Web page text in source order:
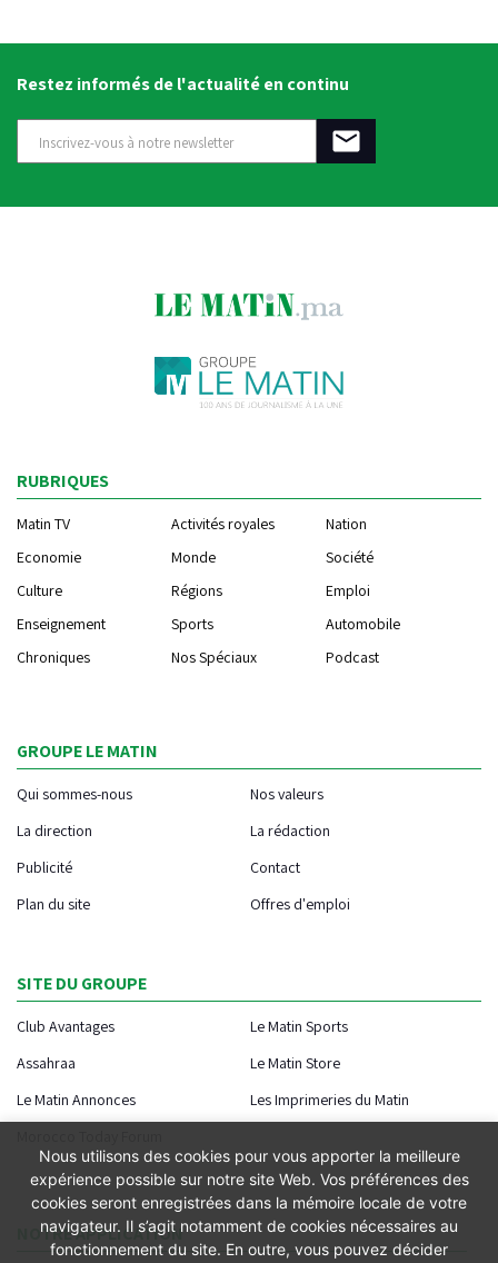
Restez informés de l'actualité en continu
RUBRIQUES
Matin TV Activités royales
Nation
Economie
Monde
Société
Culture
Régions
Emploi
Enseignement
Sports
Automobile
Chroniques
Nos Spéciaux Podcast
GROUPE LE MATIN
Qui sommes-nous
Nos valeurs
La direction
La rédaction
Publicité
Contact
Plan du site
Offres d'emploi
SITE DU GROUPE
Club Avantages
Le Matin Sports
Assahraa
Le Matin Store
Le Matin Annonces
Les Imprimeries du Matin
NOTRE APPLICATION
Nous utilisons des cookies pour vous apporter la meilleure
expérience possible sur notre site Web. Vos préférences des
cookies seront enregistrées dans la mémoire locale de votre
navigateur. Il s’agit notamment de cookies nécessaires au
fonctionnement du site. En outre, vous pouvez décider